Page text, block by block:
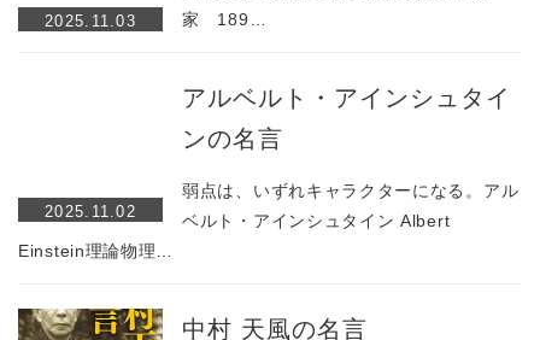
2025.11.03
家 189…
2025.11.02
アルベルト・アインシュタイ
ンの名言
弱点は、いずれキャラクターになる。アル
ベルト・アインシュタイン Albert
Einstein理論物理…
中村 天風の名言